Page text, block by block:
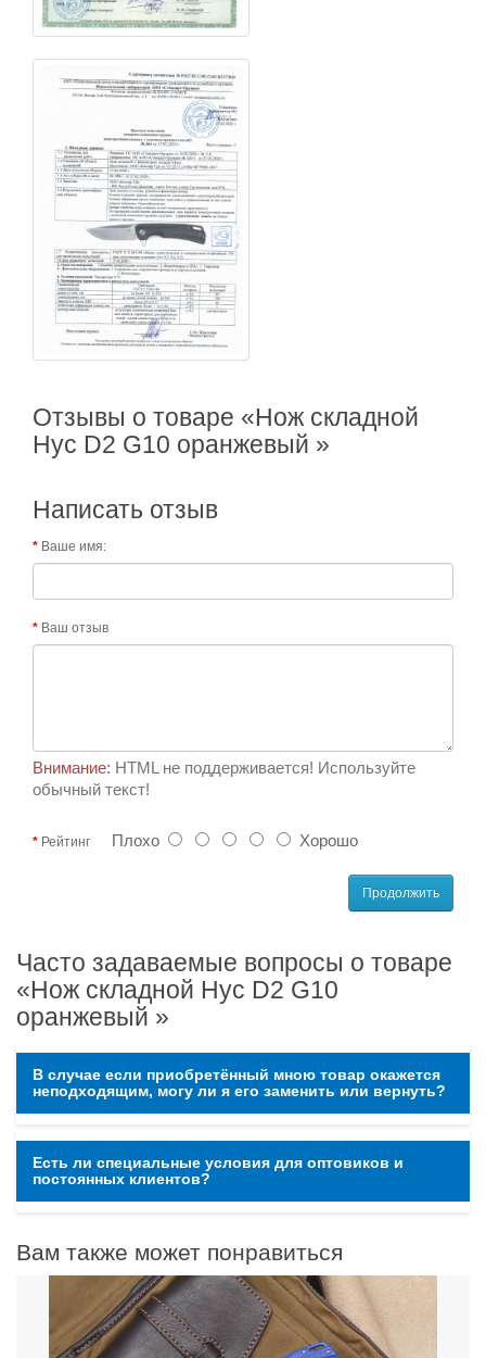
Отзывы о товаре «Нож складной
Нус D2 G10 оранжевый »
Написать отзыв
Ваше имя:
Ваш отзыв
Внимание: HTML не поддерживается! Используйте
обычный текст!
Рейтинг Плохо Хорошо
Продолжить
Часто задаваемые вопросы о товаре
«Нож складной Нус D2 G10
оранжевый »
В случае если приобретённый мною товар окажется
неподходящим, могу ли я его заменить или вернуть?
Есть ли специальные условия для оптовиков и
постоянных клиентов?
Вам также может понравиться